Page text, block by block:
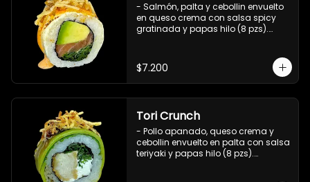
- Salmón, palta y cebollin envuelto
en queso crema con salsa spicy
gratinada y papas hilo (8 pzs).
$7.200
Tori Crunch
- Pollo apanado, queso crema y
cebollin envuelto en palta con salsa
teriyaki y papas hilo (8 pzs).